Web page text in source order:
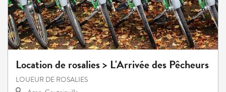
Location de rosalies > L'Arrivée des Pêcheurs
LOUEUR DE ROSALIES